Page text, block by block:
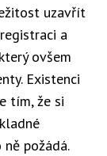
uzavřít
a
ovšem
Existenci
tím, že si
požádá.